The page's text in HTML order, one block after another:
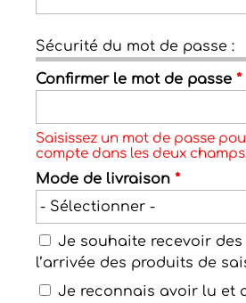
Sécurité du mot de passe :
Confirmer le mot de passe *
Saisissez un mot de passe
compte dans les deux
Mode de livraison *
Je souhaite recevoir
l’arrivée des produits de
Je reconnais avoir lu et